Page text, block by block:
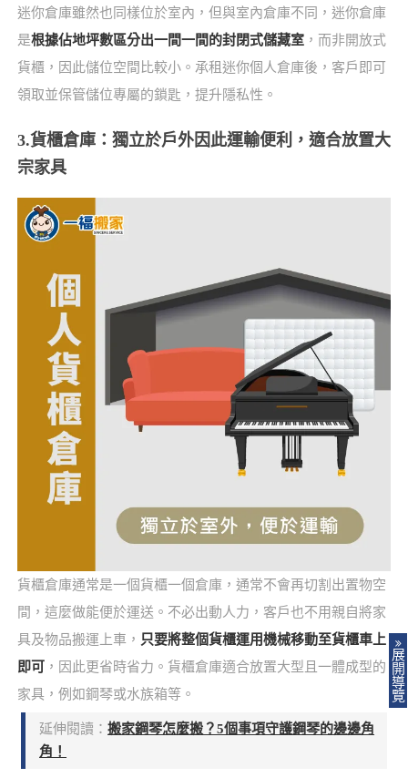
迷你倉庫雖然也同樣位於室內，但與室內倉庫不同，迷你倉庫
是根據佔地坪數區分出一間一間的封閉式儲藏室，而非開放式
貨櫃，因此儲位空間比較小。承租迷你個人倉庫後，客戶即可
領取並保管儲位專屬的鎖匙，提升隱私性。
3.貨櫃倉庫：獨立於戶外因此運輸便利，適合放置大
宗家具
貨櫃倉庫通常是一個貨櫃一個倉庫，通常不會再切割出置物空
間，這麼做能便於運送。不必出動人力，客戶也不用親自將家
具及物品搬運上車， 只要將整個貨櫃運用機械移動至貨櫃車上
即可 ，因此更省時省力。貨櫃倉庫適合放置大型且一體成型的
家具，例如鋼琴或水族箱等。
延伸閱讀：搬家鋼琴怎麼搬？5個事項守護鋼琴的邊邊角
角！
展
開
導
覽